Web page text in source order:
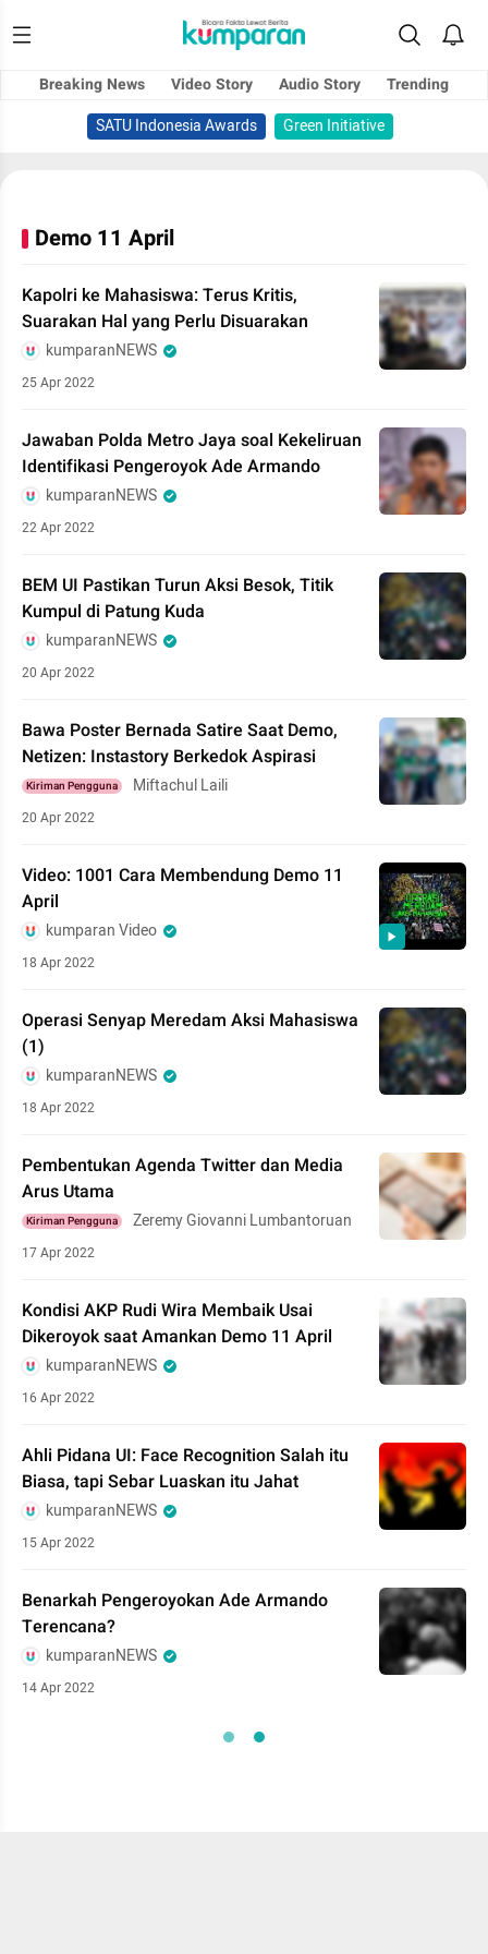
Breaking News Video Story Audio Story
Trending
SATU Indonesia Awards
Green Initiative
Demo 11 April
Kapolri ke Mahasiswa: Terus Kritis,
Suarakan Hal yang Perlu Disuarakan
kumparanNEWS
25 Apr 2022
Jawaban Polda Metro Jaya soal Kekeliruan
Identifikasi Pengeroyok Ade Armando
kumparanNEWS
22 Apr 2022
BEM UI Pastikan Turun Aksi Besok, Titik
Kumpul di Patung Kuda
kumparanNEWS
20 Apr 2022
Bawa Poster Bernada Satire Saat Demo,
Netizen: Instastory Berkedok Aspirasi
Kiriman Pengguna Miftachul Laili
20 Apr 2022
Video: 1001 Cara Membendung Demo 11
April
kumparan Video
18 Apr 2022
Operasi Senyap Meredam Aksi Mahasiswa
(1)
kumparanNEWS
18 Apr 2022
Pembentukan Agenda Twitter dan Media
Arus Utama
Kiriman Pengguna Zeremy Giovanni Lumbantoruan
17 Apr 2022
Kondisi AKP Rudi Wira Membaik Usai
Dikeroyok saat Amankan Demo 11 April
kumparanNEWS
16 Apr 2022
Ahli Pidana UI: Face Recognition Salah itu
Biasa, tapi Sebar Luaskan itu Jahat
kumparanNEWS
15 Apr 2022
Benarkah Pengeroyokan Ade Armando
Terencana?
kumparanNEWS
14 Apr 2022